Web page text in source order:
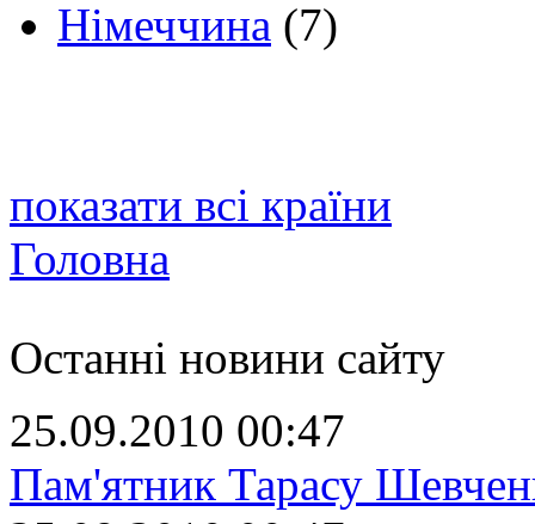
Німеччина (7)
показати всі країни
Головна
Останні новини сайту
25.09.2010 00:47
Пам'ятник Тарасу